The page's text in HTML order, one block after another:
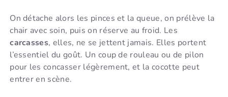
On détache alors les pinces et la queue, on prélève la
chair avec soin, puis on réserve au froid. Les
carcasses, elles, ne se jettent jamais. Elles portent
l’essentiel du goût. Un coup de rouleau ou de pilon
pour les concasser légèrement, et la cocotte peut
entrer en scène.